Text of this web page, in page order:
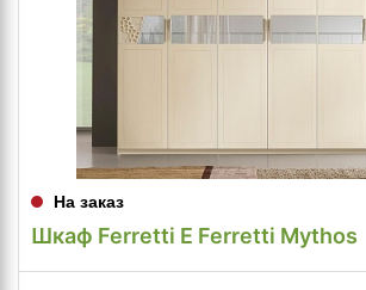
На заказ
Шкаф Ferretti E Ferretti Mythos